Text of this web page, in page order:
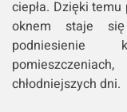
ciepła. Dzięki temu
oknem staje
chłodniejszych dni.